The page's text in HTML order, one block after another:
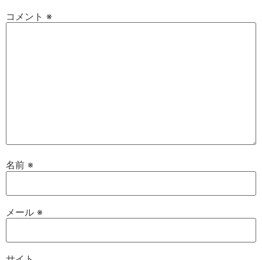
コメント ※
名前 ※
メール ※